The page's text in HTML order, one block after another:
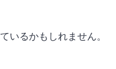
いるかもしれません。